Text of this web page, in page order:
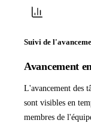
Suivi de
Avancement
L'avancement des
sont visibles en
membres de